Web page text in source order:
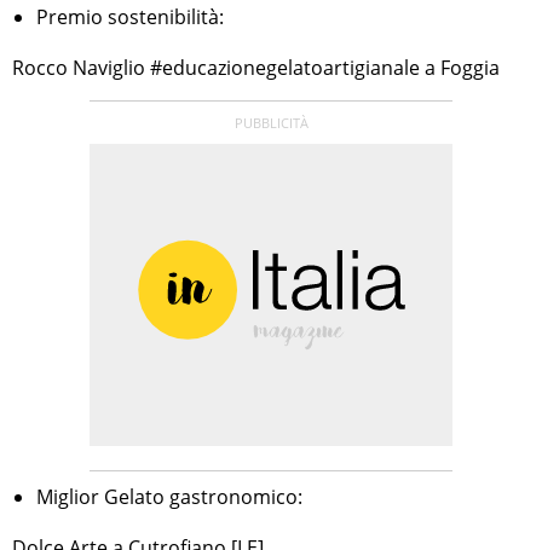
Premio sostenibilità:
Rocco Naviglio #educazionegelatoartigianale a Foggia
Miglior Gelato gastronomico: